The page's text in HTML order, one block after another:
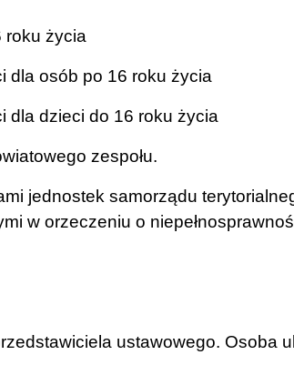
roku życia
dla osób po 16 roku życia
dla dzieci do 16 roku życia
zespołu.
jednostek samorządu
w orzeczeniu o
ustawowego. Osoba